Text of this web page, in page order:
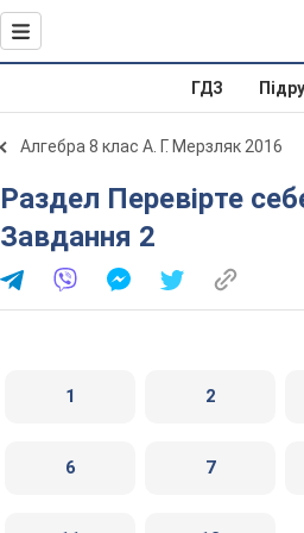
ГДЗ
Алгебра 8 клас А. Г. Мерзляк 2016
Раздел Перевірте себе в тестовій формі (до § 1).
Завдання 2
1 2
6 7